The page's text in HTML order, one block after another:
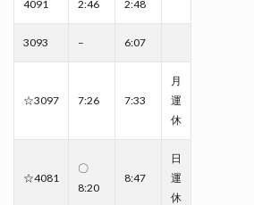
4091 2:46 2:48
3093 – 6:07
☆3097 7:26 7:33
月
運
休
☆4081
〇
8:20
8:47
日
運
休